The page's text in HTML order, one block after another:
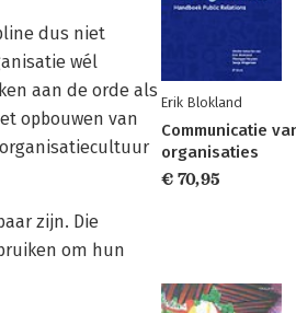
dus niet
wél
aan de orde als
opbouwen van
zijn. Die
om hun
Erik Blokland
Communicatie
organisaties
€ 70,95